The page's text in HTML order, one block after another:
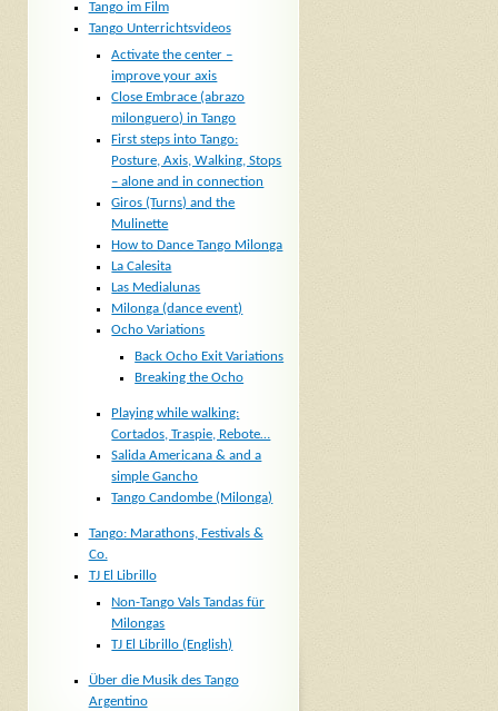
Tango im Film
Tango Unterrichtsvideos
Activate the center –
improve your axis
Close Embrace (abrazo
milonguero) in Tango
First steps into Tango:
Posture, Axis, Walking, Stops
– alone and in connection
Giros (Turns) and the
Mulinette
How to Dance Tango Milonga
La Calesita
Las Medialunas
Milonga (dance event)
Ocho Variations
Back Ocho Exit Variations
Breaking the Ocho
Playing while walking:
Cortados, Traspie, Rebote…
Salida Americana & and a
simple Gancho
Tango Candombe (Milonga)
Tango: Marathons, Festivals &
Co.
TJ El Librillo
Non-Tango Vals Tandas für
Milongas
TJ El Librillo (English)
Über die Musik des Tango
Argentino